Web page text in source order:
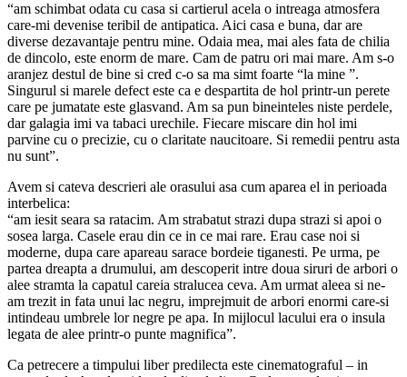
“am schimbat odata cu casa si cartierul acela o intreaga atmosfera
care-mi devenise teribil de antipatica. Aici casa e buna, dar are
diverse dezavantaje pentru mine. Odaia mea, mai ales fata de chilia
de dincolo, este enorm de mare. Cam de patru ori mai mare. Am s-o
aranjez destul de bine si cred c-o sa ma simt foarte “la mine ”.
Singurul si marele defect este ca e despartita de hol printr-un perete
care pe jumatate este glasvand. Am sa pun bineinteles niste perdele,
dar galagia imi va tabaci urechile. Fiecare miscare din hol imi
parvine cu o precizie, cu o claritate naucitoare. Si remedii pentru asta
nu sunt”.
Avem si cateva descrieri ale orasului asa cum aparea el in perioada
interbelica:
“am iesit seara sa ratacim. Am strabatut strazi dupa strazi si apoi o
sosea larga. Casele erau din ce in ce mai rare. Erau case noi si
moderne, dupa care apareau sarace bordeie tiganesti. Pe urma, pe
partea dreapta a drumului, am descoperit intre doua siruri de arbori o
alee stramta la capatul careia stralucea ceva. Am urmat aleea si ne-
am trezit in fata unui lac negru, imprejmuit de arbori enormi care-si
intindeau umbrele lor negre pe apa. In mijlocul lacului era o insula
legata de alee printr-o punte magnifica”.
Ca petrecere a timpului liber predilecta este cinematograful – in